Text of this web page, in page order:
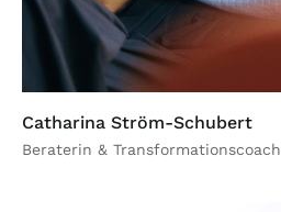
Catharina Ström-Schubert
Beraterin & Transformationscoach